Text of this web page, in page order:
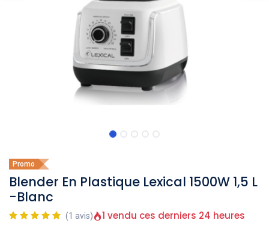
Promo
Blender En Plastique Lexical 1500W 1,5 L
-Blanc
(1 avis) 1 vendu ces derniers 24 heures